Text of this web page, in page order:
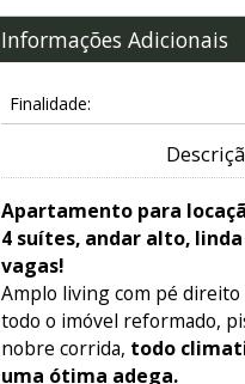
Informações Adicionais
Finalidade:
Apartamento para
4 suítes, andar alto,
vagas!
Amplo living com pé direito
todo o imóvel reformado,
nobre corrida, todo
uma ótima adega.